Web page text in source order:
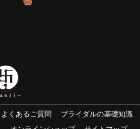
よくあるご質問
ブライダルの基礎知識